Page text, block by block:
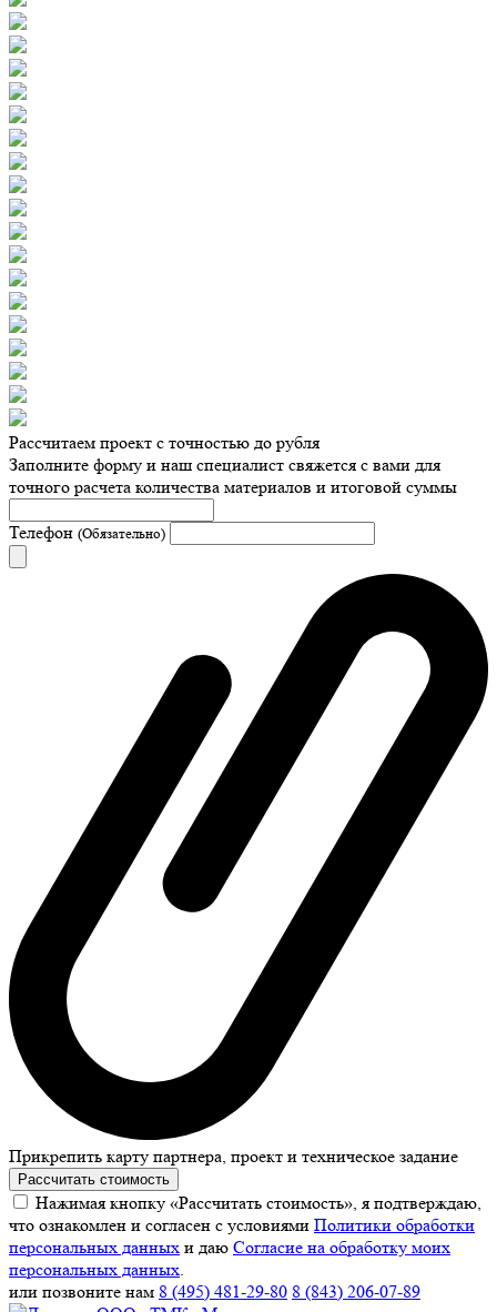
Рассчитаем проект с точностью до рубля
Заполните форму и наш специалист свяжется с вами для
точного расчета количества материалов и итоговой суммы
Телефон (Обязательно)
Прикрепить карту партнера, проект и техническое задание
Рассчитать стоимость
Нажимая кнопку «Рассчитать стоимость», я подтверждаю,
что ознакомлен и согласен с условиями Политики обработки
персональных данных и даю Согласие на обработку моих
персональных данных.
или позвоните нам 8 (495) 481-29-80 8 (843) 206-07-89